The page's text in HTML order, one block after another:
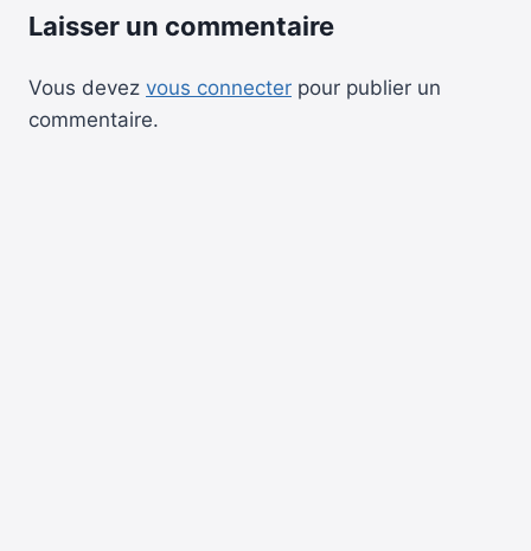
Laisser un commentaire
Vous devez vous connecter pour publier un
commentaire.